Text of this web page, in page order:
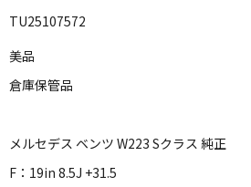
TU25107572
美品
倉庫保管品
メルセデス ベンツ W223 Sクラス 純正
F：19in 8.5J +31.5